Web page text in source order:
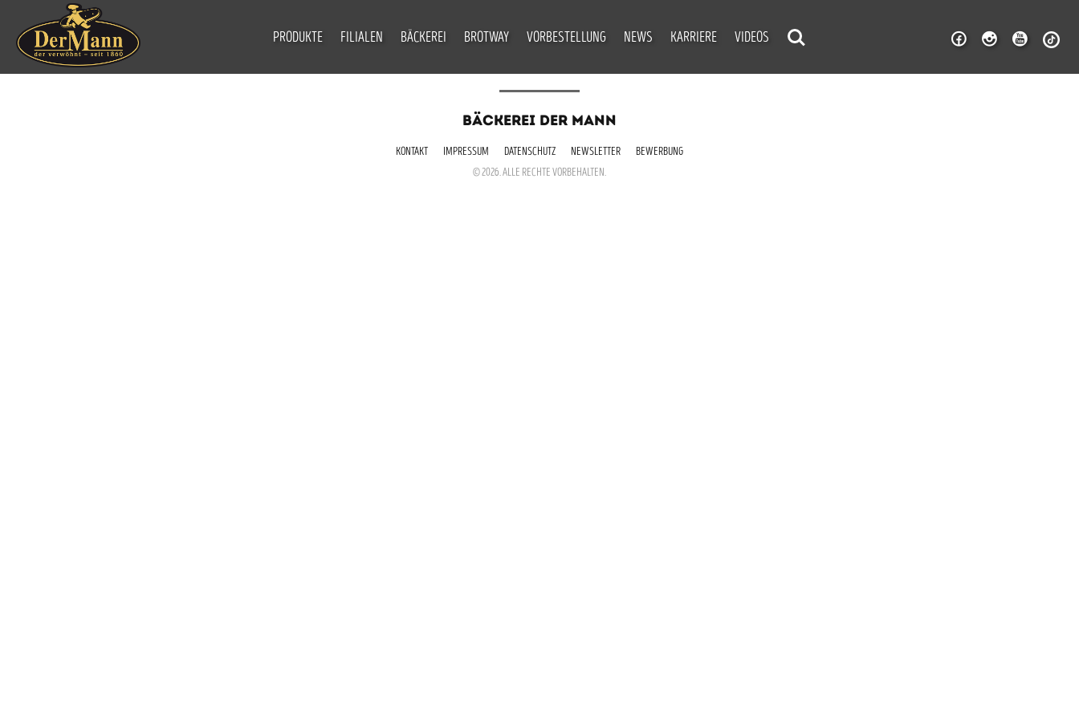
PRODUKTE FILIALEN BÄCKEREI BROTWAY VORBESTELLUNG NEWS KARRIERE VIDEOS
BÄCKEREI DER MANN
KONTAKT IMPRESSUM DATENSCHUTZ NEWSLETTER
BEWERBUNG
© 2026. ALLE RECHTE VORBEHALTEN.